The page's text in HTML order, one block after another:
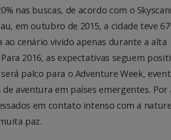
nas buscas, de acordo com o
em outubro de 2015, a cidade teve
cenário vivido apenas durante a alta
2016, as expectativas seguem
palco para o Adventure Week,
aventura em países emergentes. Por
em contato intenso com a
paz.